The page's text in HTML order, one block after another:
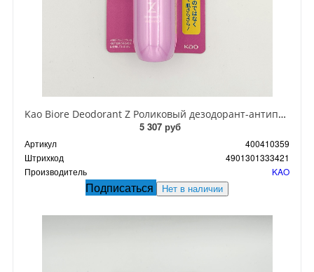
Kao Biore Deodorant Z Роликовый дезодорант-антиперсперспирант с антибактериальным эффектом без отдушек 40 мл
5 307 руб
Артикул
400410359
Штрихкод
4901301333421
Производитель
KAO
Подписаться Нет в наличии